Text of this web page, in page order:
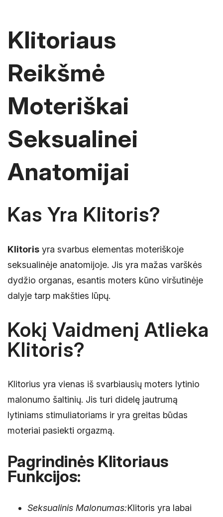
Klitoriaus
Reikšmė
Moteriškai
Seksualinei
Anatomijai
Kas Yra Klitoris?
Klitoris yra svarbus elementas moteriškoje
seksualinėje anatomijoje. Jis yra mažas varškės
dydžio organas, esantis moters kūno viršutinėje
dalyje tarp makšties lūpų.
Kokį Vaidmenį Atlieka
Klitoris?
Klitorius yra vienas iš svarbiausių moters lytinio
malonumo šaltinių. Jis turi didelę jautrumą
lytiniams stimuliatoriams ir yra greitas būdas
moteriai pasiekti orgazmą.
Pagrindinės Klitoriaus
Funkcijos:
Seksualinis Malonumas:Klitoris yra labai